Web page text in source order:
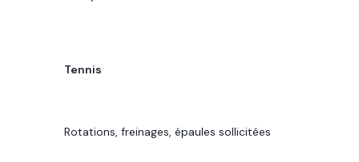
Tennis
Rotations, freinages, épaules sollicitées